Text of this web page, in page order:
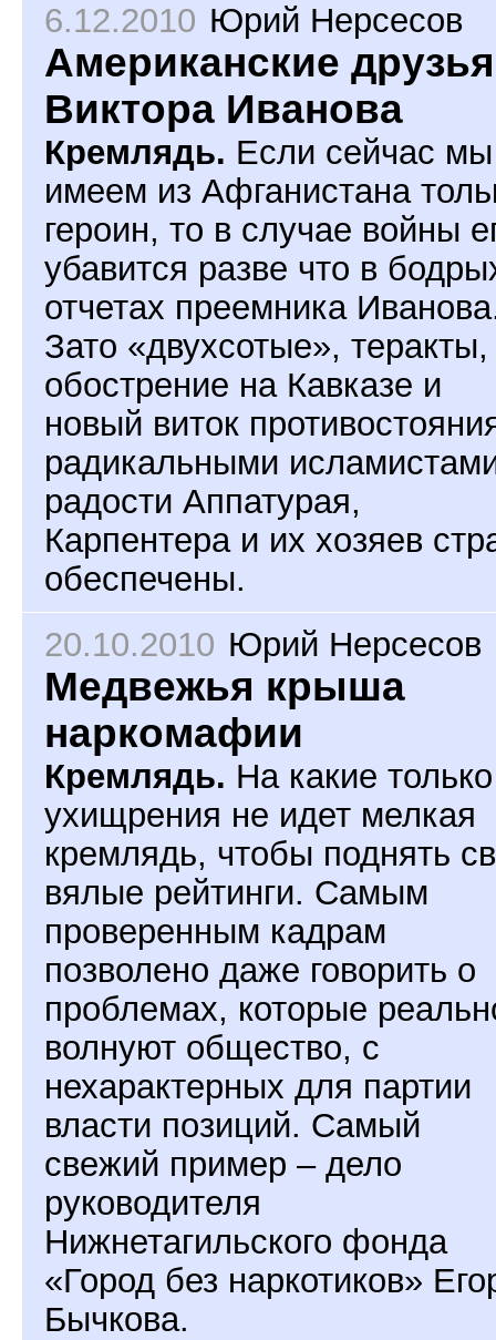
6.12.2010 Юрий Нерсесов
Американские друзья
Виктора Иванова
Кремлядь. Если сейчас мы
имеем из Афганистана
героин, то в случае войны
убавится разве что в
отчетах преемника
Зато «двухсотые», теракты,
обострение на Кавказе и
новый виток
радикальными
радости Аппатурая,
Карпентера и их хозяев
обеспечены.
20.10.2010 Юрий Нерсесов
Медвежья крыша
наркомафии
Кремлядь. На какие только
ухищрения не идет мелкая
кремлядь, чтобы поднять
вялые рейтинги. Самым
проверенным кадрам
позволено даже говорить о
проблемах, которые
волнуют общество, с
нехарактерных для партии
власти позиций. Самый
свежий пример – дело
руководителя
Нижнетагильского фонда
«Город без наркотиков»
Бычкова.